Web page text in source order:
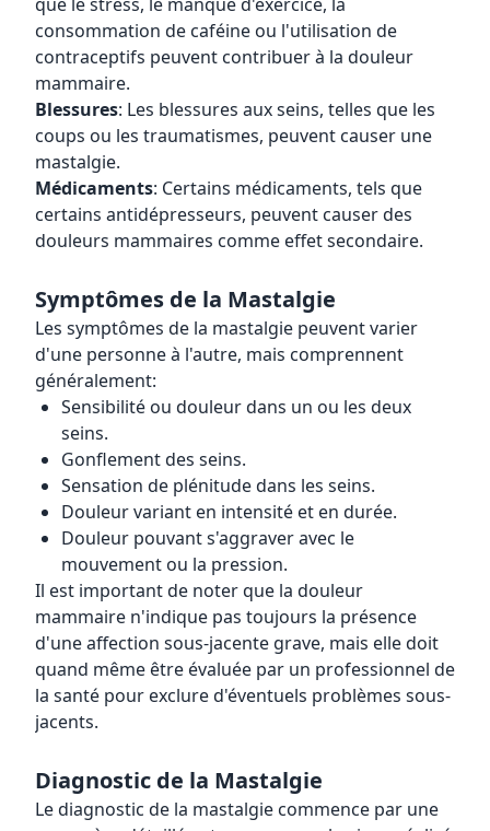
consommation de caféine ou l'utilisation de
contraceptifs peuvent contribuer à la douleur
mammaire.
Blessures: Les blessures aux seins, telles que les
coups ou les traumatismes, peuvent causer une
mastalgie.
Médicaments: Certains médicaments, tels que
certains antidépresseurs, peuvent causer des
douleurs mammaires comme effet secondaire.
Symptômes de la Mastalgie
Les symptômes de la mastalgie peuvent varier
d'une personne à l'autre, mais comprennent
généralement:
Sensibilité ou douleur dans un ou les deux
seins.
Gonflement des seins.
Sensation de plénitude dans les seins.
Douleur variant en intensité et en durée.
Douleur pouvant s'aggraver avec le
mouvement ou la pression.
Il est important de noter que la douleur
mammaire n'indique pas toujours la présence
d'une affection sous-jacente grave, mais elle doit
quand même être évaluée par un professionnel de
la santé pour exclure d'éventuels problèmes sous-
jacents.
Diagnostic de la Mastalgie
Le diagnostic de la mastalgie commence par une